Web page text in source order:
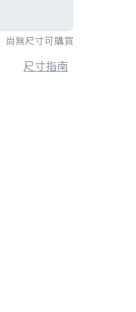
尚無尺寸可購買
尺寸指南